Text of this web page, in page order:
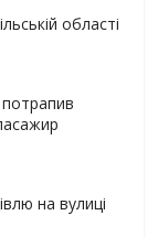
області
на вулиці